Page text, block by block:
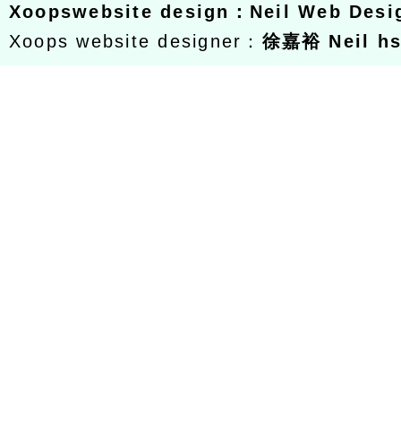
Xoopswebsite design ： Neil Web
Xoops website designer： 徐嘉裕 Neil